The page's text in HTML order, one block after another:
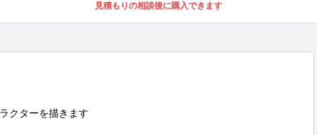
見積もりの相談後に購入できます
クターを描きます